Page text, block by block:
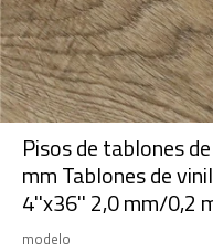
Pisos de tablones
mm Tablones de
4''x36'' 2,0 mm/0,2
modelo